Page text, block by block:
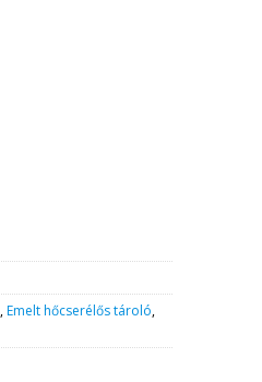
,Emelt hőcserélős tároló,